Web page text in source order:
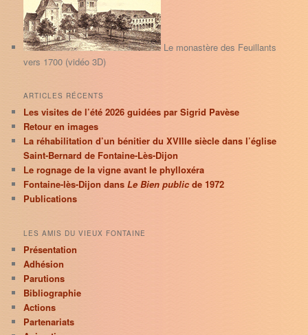
h
e
Le monastère des Feuillants
vers 1700 (vidéo 3D)
ARTICLES RÉCENTS
Les visites de l’été 2026 guidées par Sigrid Pavèse
Retour en images
La réhabilitation d’un bénitier du XVIIIe siècle dans l’église
Saint-Bernard de Fontaine-Lès-Dijon
Le rognage de la vigne avant le phylloxéra
Fontaine-lès-Dijon dansLe Bien publicde 1972
Publications
LES AMIS DU VIEUX FONTAINE
Présentation
Adhésion
Parutions
Bibliographie
Actions
Partenariats